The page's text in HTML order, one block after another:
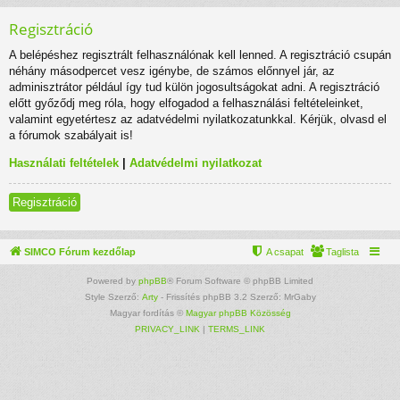
Regisztráció
A belépéshez regisztrált felhasználónak kell lenned. A regisztráció csupán
néhány másodpercet vesz igénybe, de számos előnnyel jár, az
adminisztrátor például így tud külön jogosultságokat adni. A regisztráció
előtt győződj meg róla, hogy elfogadod a felhasználási feltételeinket,
valamint egyetértesz az adatvédelmi nyilatkozatunkkal. Kérjük, olvasd el
a fórumok szabályait is!
Használati feltételek | Adatvédelmi nyilatkozat
Regisztráció
SIMCO Fórum kezdőlap Taglista
A csapat
Powered by phpBB® Forum Software © phpBB Limited
Style Szerző: Arty- Frissítés phpBB 3.2 Szerző: MrGaby
Magyar fordítás ©Magyar phpBB Közösség
PRIVACY_LINK | TERMS_LINK